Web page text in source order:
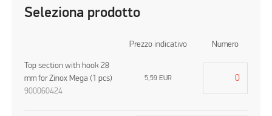
Seleziona prodotto
Prezzo indicativo Numero
Top section with hook 28
mm for Zinox Mega (1 pcs)
900060424
5,59 EUR